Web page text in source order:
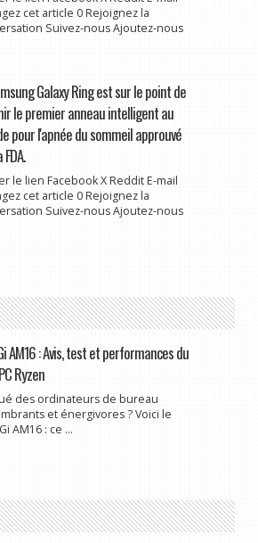
cet article 0 Rejoignez la
Suivez-nous Ajoutez-nous
Galaxy Ring est sur le point de
le premier anneau intelligent au
pour l'apnée du sommeil approuvé
le lien Facebook X Reddit E-mail
cet article 0 Rejoignez la
Suivez-nous Ajoutez-nous
AM16 : Avis, test et performances du
Ryzen
des ordinateurs de bureau
et énergivores ? Voici le
AM16 : ce ...